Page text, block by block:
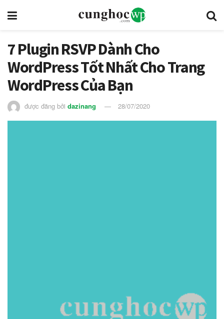
7 Plugin RSVP Dành Cho
WordPress Tốt Nhất Cho Trang
WordPress Của Bạn
được đăng bởi dazinang 28/07/2020